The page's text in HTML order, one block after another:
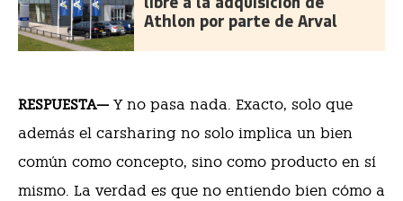
Athlon por parte de Arval
RESPUESTA— Y no pasa nada. Exacto, solo que
además el carsharing no solo implica un bien
común como concepto, sino como producto en sí
mismo. La verdad es que no entiendo bien cómo a